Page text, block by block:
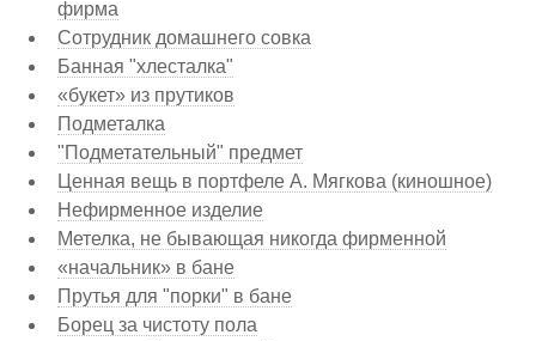
фирма
Сотрудник домашнего совка
Банная "хлесталка"
«букет» из прутиков
Подметалка
"Подметательный" предмет
Ценная вещь в портфеле А. Мягкова (киношное)
Нефирменное изделие
Метелка, не бывающая никогда фирменной
«начальник» в бане
Прутья для "порки" в бане
Борец за чистоту пола